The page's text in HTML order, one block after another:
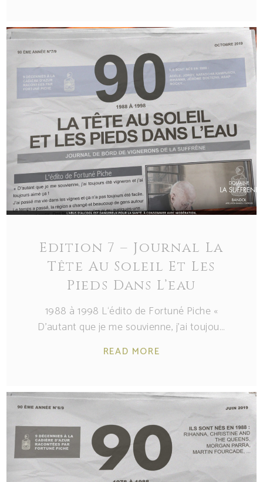
Edition 7 – Journal La
Tête Au Soleil Et Les
Pieds Dans L’eau
1988 à 1998 L‘édito de Fortuné Piche «
D’autant que je me souvienne, j’ai toujou
READ MORE